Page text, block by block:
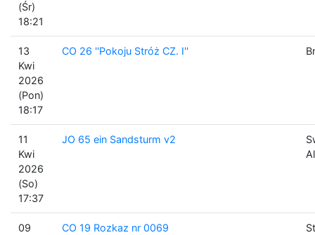
(Śr)
18:21
13
Kwi
2026
(Pon)
18:17
CO 26 ''Pokoju Stróż CZ. I''
11
Kwi
2026
(So)
17:37
JO 65 ein Sandsturm v2
09
CO 19 Rozkaz nr 0069